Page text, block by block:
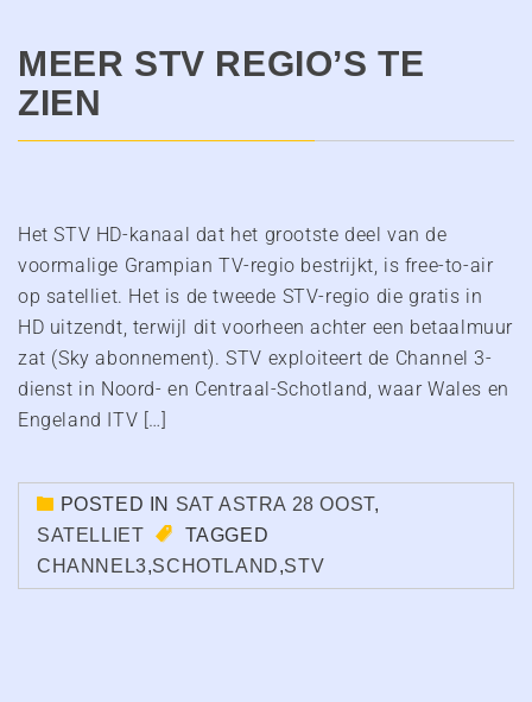
MEER STV REGIO’S TE
ZIEN
Het STV HD-kanaal dat het grootste deel van de
voormalige Grampian TV-regio bestrijkt, is free-to-air
op satelliet. Het is de tweede STV-regio die gratis in
HD uitzendt, terwijl dit voorheen achter een betaalmuur
zat (Sky abonnement). STV exploiteert de Channel 3-
dienst in Noord- en Centraal-Schotland, waar Wales en
Engeland ITV […]
POSTED IN SAT ASTRA 28 OOST,
SATELLIET
TAGGED
CHANNEL3,SCHOTLAND,STV